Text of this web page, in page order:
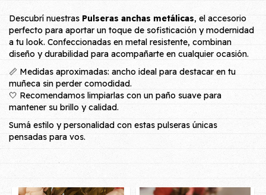
Descubrí nuestras Pulseras anchas metálicas, el accesorio
perfecto para aportar un toque de sofisticación y modernidad
a tu look. Confeccionadas en metal resistente, combinan
diseño y durabilidad para acompañarte en cualquier ocasión.
📏 Medidas aproximadas: ancho ideal para destacar en tu
muñeca sin perder comodidad.
🤍 Recomendamos limpiarlas con un paño suave para
mantener su brillo y calidad.
Sumá estilo y personalidad con estas pulseras únicas
pensadas para vos.